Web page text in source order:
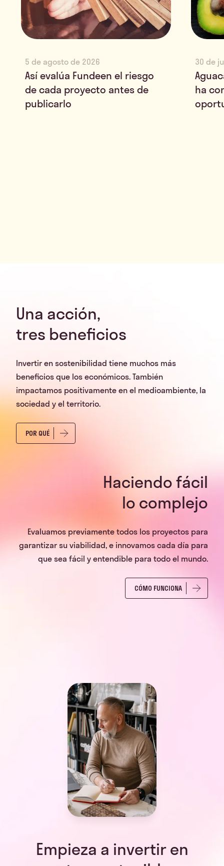
5 de agosto de 2026
Así evalúa Fundeen el riesgo
de cada proyecto antes de
publicarlo
30 de
ha
Una acción,
tres beneficios
Invertir en sostenibilidad tiene muchos más
beneficios que los económicos. También
impactamos positivamente en el medioambiente, la
sociedad y el territorio.
POR QUÉ
Haciendo fácil
lo complejo
Evaluamos previamente todos los proyectos para
garantizar su viabilidad, e innovamos cada día para
que sea fácil y entendible para todo el mundo.
CÓMO FUNCIONA
Empieza a invertir en